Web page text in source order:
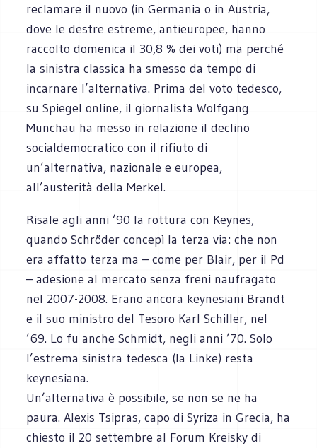
reclamare il nuovo (in Germania o in Austria,
dove le destre estreme, antieuropee, hanno
raccolto domenica il 30,8 % dei voti) ma perché
la sinistra classica ha smesso da tempo di
incarnare l’alternativa. Prima del voto tedesco,
su Spiegel online, il giornalista Wolfgang
Munchau ha messo in relazione il declino
socialdemocratico con il rifiuto di
un’alternativa, nazionale e europea,
all’austerità della Merkel.
Risale agli anni ’90 la rottura con Keynes,
quando Schröder concepì la terza via: che non
era affatto terza ma – come per Blair, per il Pd
– adesione al mercato senza freni naufragato
nel 2007-2008. Erano ancora keynesiani Brandt
e il suo ministro del Tesoro Karl Schiller, nel
’69. Lo fu anche Schmidt, negli anni ’70. Solo
l’estrema sinistra tedesca (la Linke) resta
keynesiana.
Un’alternativa è possibile, se non se ne ha
paura. Alexis Tsipras, capo di Syriza in Grecia, ha
chiesto il 20 settembre al Forum Kreisky di